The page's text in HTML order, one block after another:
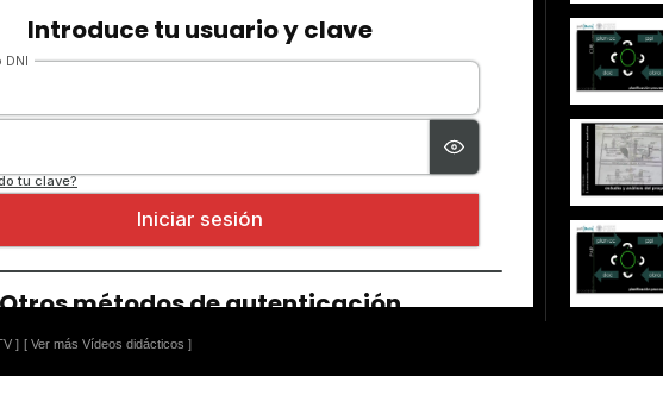
] [ Ver más Vídeos didácticos ]